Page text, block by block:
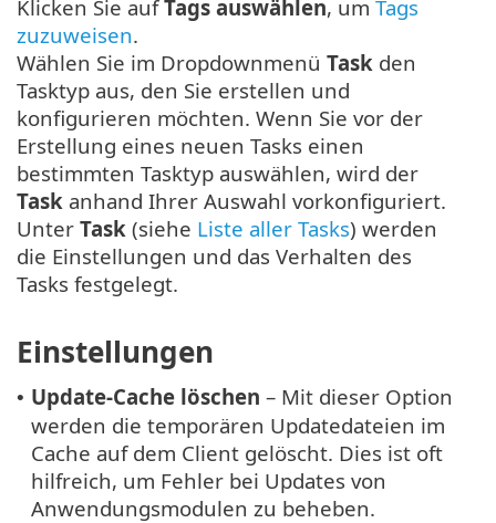
Klicken Sie aufTags auswählen, um Tags
zuzuweisen.
Wählen Sie im Dropdownmenü Task den
Tasktyp aus, den Sie erstellen und
konfigurieren möchten. Wenn Sie vor der
Erstellung eines neuen Tasks einen
bestimmten Tasktyp auswählen, wird der
Task anhand Ihrer Auswahl vorkonfiguriert.
Unter Task (siehe Liste aller Tasks) werden
die Einstellungen und das Verhalten des
Tasks festgelegt.
Einstellungen
• Update-Cache löschen – Mit dieser Option
werden die temporären Updatedateien im
Cache auf dem Client gelöscht. Dies ist oft
hilfreich, um Fehler bei Updates von
Anwendungsmodulen zu beheben.